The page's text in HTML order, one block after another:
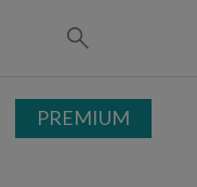
PREMIUM